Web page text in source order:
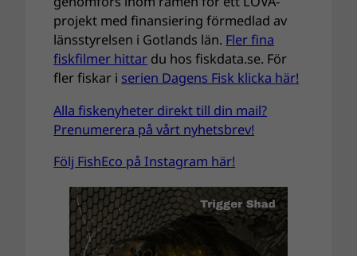
e
projekt med finansiering förmedlad av
länsstyrelsen i Gotlands län. Fler fina
fiskfilmer hittar du hos fiskdata.se. För
fler fiskar i serien Dagens Fisk klicka här!
Alla fiskenyheter direkt till din mail?
Prenumerera på vårt nyhetsbrev!
Följ FishEco på Instagram här!